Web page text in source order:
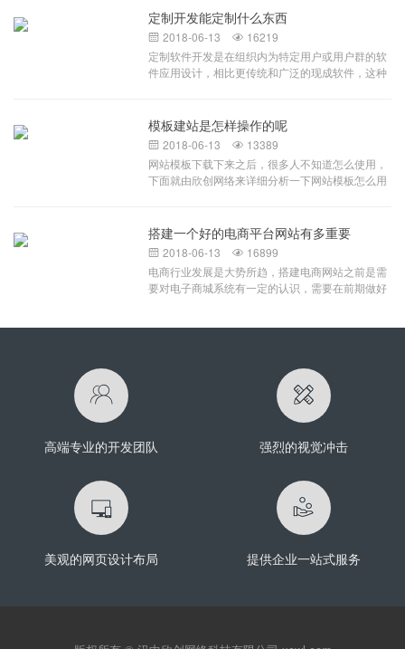
套符合环保申报标准的门禁电子台账系统是申报引
领性企业的必要条件。重点企业门禁系统以重污染
天气应急移动源预案为基础，以重污染天气下进出
减排企业大型货运车辆为管控目标设计，系统提供
可扩展接口，集成接口，实现和各级环保部门、重
系统UI本身就能引导用户选择正确的道路。尽力隐
藏系统复杂度 简约风格的UI更易于用户使用。提示
处理过的信息 不要反馈那些用户无法理解的专业术
语，这样做不仅会使用户反感，而且会暴露某些敏
的东西在哪里？他们如何到达？尽快提供反馈 UI应
该能够在动作真正发生之前让用户知道动作尚未发
生，提醒用户正处在过程中的哪个阶段。人性化设
计 合适的字体大小，温和的背景
面临着一个大难题，即如何能在不同大小的设备上
呈现同样的网页？很显然，如果要兼顾各种不同的
设备尺寸，像以前根据每个不同尺寸进行固定排版
肯定行不通。原本针对不同设备设计不同网页的方
式，不但要花费大量时间、精力进行重复劳动，且
自适应式的网站也会成为未来主流网站。下面我们
谈谈什么是自适应？自适应是指在网页应用到不同
设备尺寸时，自动识别其屏幕宽度，并做出相应布
局调整的网页设计。例如2列1366像素宽的布局，
本上不管是图片还是文字，都以上下模块方式显
示，省略了一些不影响主体展示的次要部分，并对
部分图片进行了适当的裁切，这就是自适应带给我
们的效果展示。自适应存在的展示方式主要有两
种，百分比宽度布局和流式布局。百分比宽度布
定制开发能定制什么东西
 2018-06-13  16219
定制软件开发是在组织内为特定用户或用户群的软
件应用设计，相比更传统和广泛的现成软件，这种
队创建，并非打包转售。定制软件vs.现成的现成软
件由一个现有大量受众的打包软件组成，这些受众
都有着不同但根本上相似的需求。例如，
MicrosoftWord被设计来作为公共开放的对其用户
许多不同需求的一个多样化解决方案。不管怎样，
和发布。例如，摩根大通公司创建的一个App将只
能被该公司和它为之设计的部门使用。该软件在设
计时谨记公司的基础设施，品牌推广和实施需求，
这意味着它只能为该组织效劳。定制软件开发的优
求的App意味着生产力水平的增强。如果你有一个
它的成本被提高效率的承诺抵消。如果您的组织有
保证定制软件开发的足够独特的需求，那么定制一
个解决方案会是一个明智的做法，而不要满足于一
模板建站是怎样操作的呢
 2018-06-13  13389
网站模板下载下来之后，很多人不知道怎么使用，
下面就由欣创网络来详细分析一下网站模板怎么用
底是些什么文件 如果文件夹里面全是些静态网页
文件例如：.html，.js,.css,和一些图片文件之类的，
那么你就可以直接将这些模板文件拿来用，放到你
的空间或者服务器上面就可以访问了 如果你的文
件夹里面包含一些动态网页文件，例
那么你可能就不能直接拿来使用，通常这类网站模
的系统之后，下载MetInfo的网站模板，解压开就会
发现里面有许多的php动态网页文件，这些我们都
不需要管，只需要将下载解压的文件夹：如下方
（文件夹名字可能不一样），可以使用FTP工具上
传
搭建一个好的电商平台网站有多重要
 2018-06-13  16899
电商行业发展是大势所趋，搭建电商网站之前是需
要对电子商城系统有一定的认识，需要在前期做好
进行宣传推广去发展潜在的客源，让更多的潜在消
费者发现这个电商网站的存在，并吸引过来。其次
是电商时代的一个特性，电商网站建设可以通过互
联网去拓展市场，在电子商务发展迅猛的今天，市
空间。最后一点，不得不说的就是互联网对于人们
迎，并开始成为日常生活中不可缺少的一部分，所
以建设电商网站自然也就很重要了。电子商务网站
建设的好处有哪些：电商网站可谓是集销售、服务
跟资讯一体化的电子商务平台，具有强大的订购功
能于一体，这是一个能够让消费者跟商家进行交易
高端专业的开发团队 强烈的视觉冲击
美观的网页设计布局 提供企业一站式服务